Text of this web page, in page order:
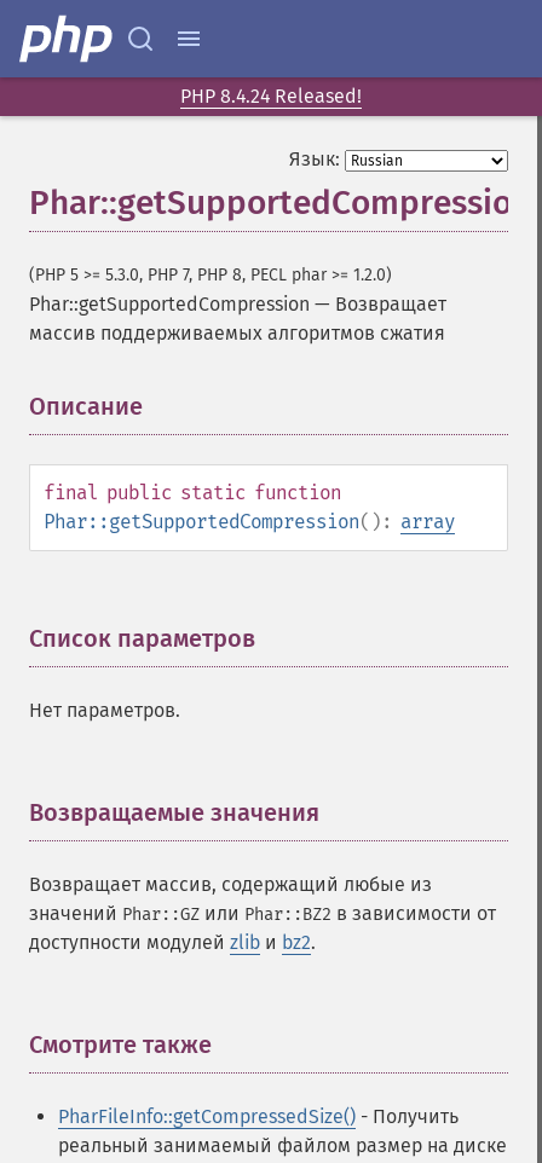
PHP 8.4.24 Released!
Язык:
Phar::getSupportedCompression
(PHP 5 >= 5.3.0, PHP 7, PHP 8, PECL phar >= 1.2.0)
Phar::getSupportedCompression — Возвращает
массив поддерживаемых алгоритмов сжатия
Описание
final public static function
Phar::getSupportedCompression(): array
Список параметров
Нет параметров.
Возвращаемые значения
Возвращает массив, содержащий любые из
значений Phar::GZ или Phar::BZ2 в зависимости от
доступности модулей zlib и bz2.
Смотрите также
PharFileInfo::getCompressedSize() - Получить
реальный занимаемый файлом размер на диске